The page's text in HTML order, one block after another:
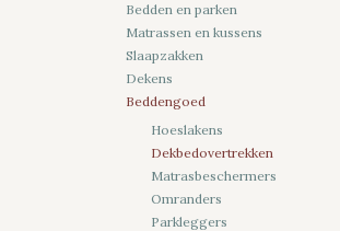
Bedden en parken
Matrassen en kussens
Slaapzakken
Dekens
Beddengoed
Hoeslakens
Dekbedovertrekken
Matrasbeschermers
Omranders
Parkleggers